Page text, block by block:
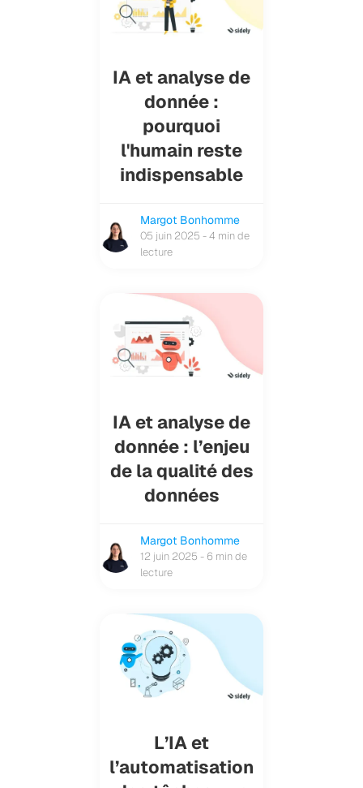
IA et analyse de
donnée :
pourquoi
l'humain reste
indispensable
Margot Bonhomme
05 juin 2025 - 4 min de
lecture
IA et analyse de
donnée : l’enjeu
de la qualité des
données
Margot Bonhomme
12 juin 2025 - 6 min de
lecture
L’IA et
l’automatisation